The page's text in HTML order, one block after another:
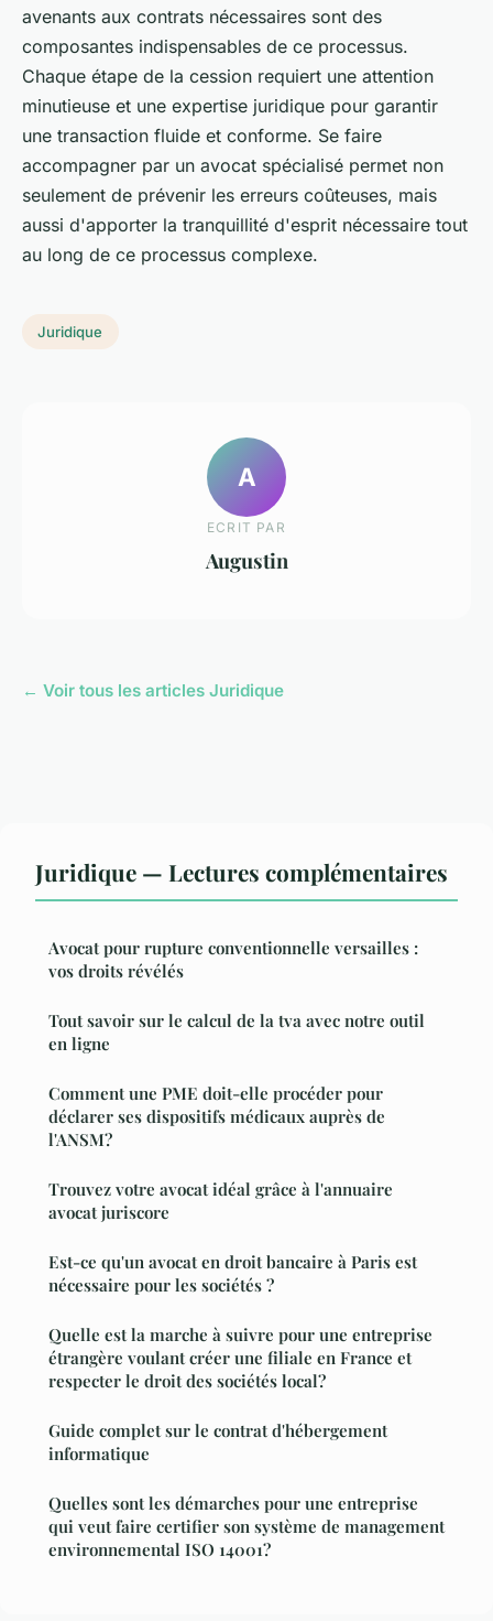
avenants aux contrats nécessaires sont des
composantes indispensables de ce processus.
Chaque étape de la cession requiert une attention
minutieuse et une expertise juridique pour garantir
une transaction fluide et conforme. Se faire
accompagner par un avocat spécialisé permet non
seulement de prévenir les erreurs coûteuses, mais
aussi d'apporter la tranquillité d'esprit nécessaire tout
au long de ce processus complexe.
Juridique
A
ECRIT PAR
Augustin
← Voir tous les articles Juridique
Juridique — Lectures complémentaires
Avocat pour rupture conventionnelle versailles :
vos droits révélés
Tout savoir sur le calcul de la tva avec notre outil
en ligne
Comment une PME doit-elle procéder pour
déclarer ses dispositifs médicaux auprès de
l'ANSM?
Trouvez votre avocat idéal grâce à l'annuaire
avocat juriscore
Est-ce qu'un avocat en droit bancaire à Paris est
nécessaire pour les sociétés ?
Quelle est la marche à suivre pour une entreprise
étrangère voulant créer une filiale en France et
respecter le droit des sociétés local?
Guide complet sur le contrat d'hébergement
informatique
Quelles sont les démarches pour une entreprise
qui veut faire certifier son système de management
environnemental ISO 14001?